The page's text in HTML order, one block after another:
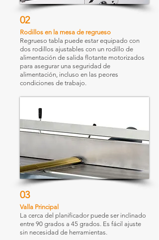
02
Rodillos en la mesa de regrueso
Regrueso tabla puede estar equipado con
dos rodillos ajustables con un rodillo de
alimentación de salida flotante motorizados
para asegurar una seguridad de
alimentación, incluso en las peores
condiciones de trabajo.
03
Valla Principal
La cerca del planificador puede ser inclinado
entre 90 grados a 45 grados. Es fácil ajuste
sin necesidad de herramientas.